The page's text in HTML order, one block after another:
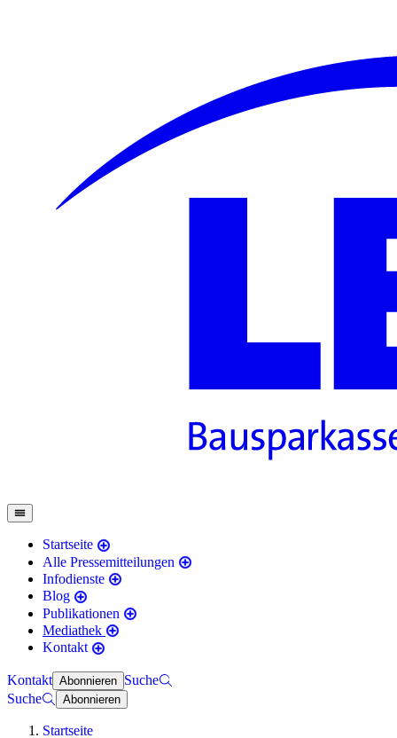
Startseite
Alle Pressemitteilungen
Infodienste
Blog
Publikationen
Mediathek
Kontakt
Kontakt Abonnieren Suche
Suche
Abonnieren
Startseite